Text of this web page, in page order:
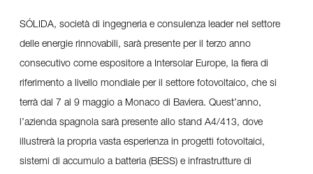
SÓLIDA, società di ingegneria e consulenza leader nel settore
delle energie rinnovabili, sarà presente per il terzo anno
consecutivo come espositore a Intersolar Europe, la fiera di
riferimento a livello mondiale per il settore fotovoltaico, che si
terrà dal 7 al 9 maggio a Monaco di Baviera. Quest’anno,
l’azienda spagnola sarà presente allo stand A4/413, dove
illustrerà la propria vasta esperienza in progetti fotovoltaici,
sistemi di accumulo a batteria (BESS) e infrastrutture di